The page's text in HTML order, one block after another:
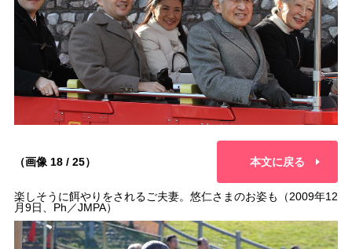
（画像 18 / 25） 本文に戻る
楽しそうに餌やりをされるご夫妻。悠仁さまのお姿も（2009年12
月9日、Ph／JMPA）